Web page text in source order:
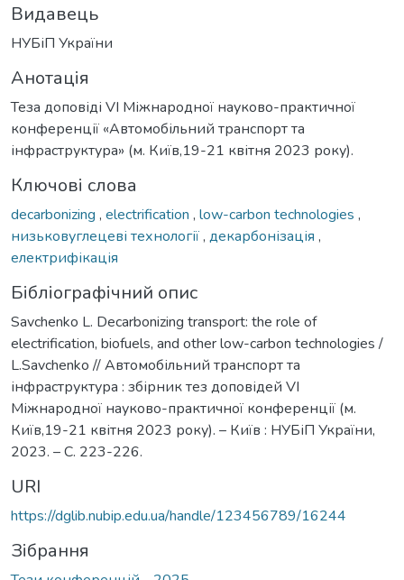
Видавець
НУБіП України
Анотація
Теза доповіді VІ Міжнародної науково-практичної
конференції «Автомобільний транспорт та
інфраструктура» (м. Київ,19-21 квітня 2023 року).
Ключові слова
decarbonizing , electrification , low-carbon technologies ,
низьковуглецеві технології, декарбонізація ,
електрифікація
Бібліографічний опис
Savchenko L. Decarbonizing transport: the role of
electrification, biofuels, and other low-carbon technologies /
L.Savchenko // Автомобільний транспорт та
інфраструктура : збірник тез доповідей VІ
Міжнародної науково-практичної конференції (м.
Київ,19-21 квітня 2023 року). – Київ : НУБіП України,
2023. – С. 223-226.
URI
https://dglib.nubip.edu.ua/handle/123456789/16244
Зібрання